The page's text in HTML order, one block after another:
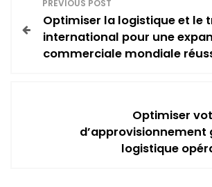
a
PREVIOUS POST
Optimiser la logistique et le
international pour une
commerciale mondiale
Optimiser
d’approvisionnement
logistique